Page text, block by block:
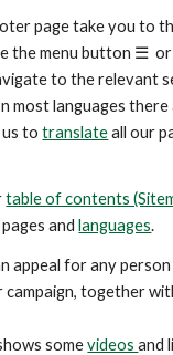
page take you to
the menu button ☰
to the relevant
most languages
us totranslateall our
table of contents
andlanguages.
appeal for any
campaign, together
somevideosand